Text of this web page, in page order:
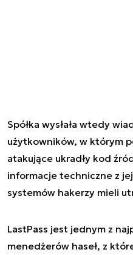
Spółka wysłała wtedy
użytkowników, w którym
atakujące ukradły kod
informacje techniczne z
systemów hakerzy mieli
LastPass jest jednym z
menedżerów haseł, z